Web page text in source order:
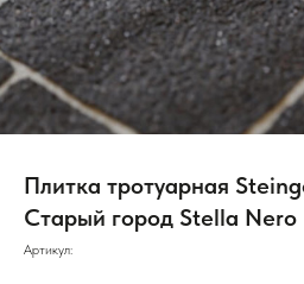
Плитка тротуарная
Старый город Stella Nero
Артикул: